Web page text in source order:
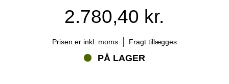
2.780,40 kr.
Prisen er inkl. moms Fragt tillægges
PÅ LAGER